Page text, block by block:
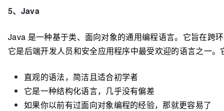
5、Java
Java 是一种基于类、面向对象的通用编程语言。它旨在
它是后端开发人员和安全应用程序中最受欢迎的语言之一
直观的语法，简洁且适合初学者
它是一种结构化语言，几乎没有偏差
如果你以前有过面向对象编程的经验，那就更容易了